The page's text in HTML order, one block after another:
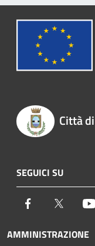
Città
SEGUICI SU
Facebook Twitter
AMMINISTRAZIONE